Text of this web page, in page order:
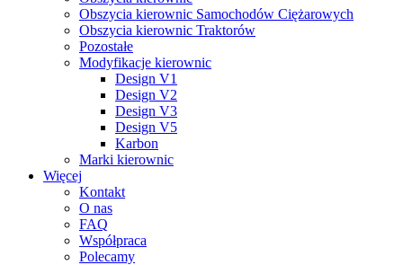
Obszycia kierownic Samochodów Ciężarowych
Obszycia kierownic Traktorów
Pozostałe
Modyfikacje kierownic
Design V1
Design V2
Design V3
Design V5
Karbon
Marki kierownic
Więcej
Kontakt
O nas
FAQ
Współpraca
Polecamy